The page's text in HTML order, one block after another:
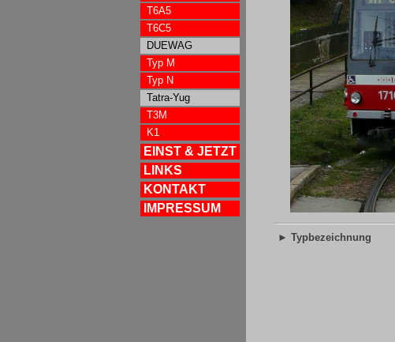
T6A5
T6C5
DUEWAG
Typ M
Typ N
Tatra-Yug
T3M
K1
EINST & JETZT
LINKS
KONTAKT
IMPRESSUM
► Typbezeichnung